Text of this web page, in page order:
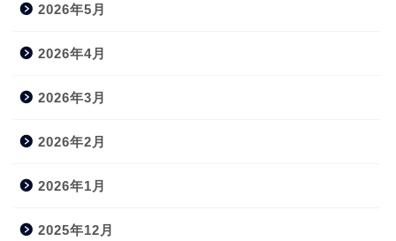
2026年5月
2026年4月
2026年3月
2026年2月
2026年1月
2025年12月